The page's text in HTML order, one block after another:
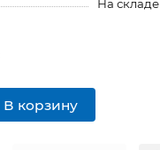
На складе
В корзину